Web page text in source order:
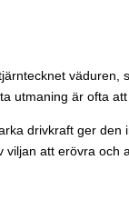
utmaning är ofta
drivkraft ger
att erövra